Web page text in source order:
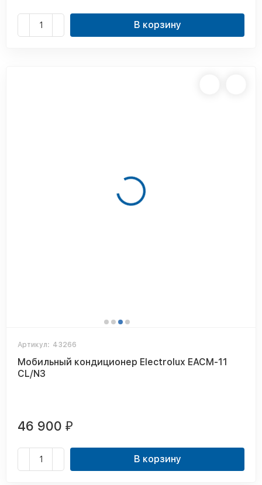
В корзину
Артикул: 43266
Мобильный кондиционер Electrolux EACM-11
CL/N3
46 900 ₽
В корзину